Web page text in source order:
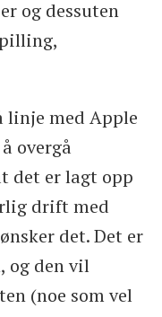
og dessuten
linje med Apple
overgå
det er lagt opp
drift med
det. Det er
og den vil
(noe som vel